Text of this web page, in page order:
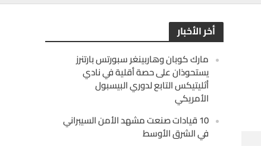
أخر الأخبار
مارك كوبان وهاربينغر سبورتس بارتنرز
يستحوذان على حصة أقلية في نادي
أثليتيكس التابع لدوري البيسبول
الأمريكي
10 قيادات صنعت مشهد الأمن السيبراني
في الشرق الأوسط